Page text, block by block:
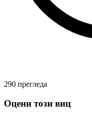
290 прегледа
Оцени този виц